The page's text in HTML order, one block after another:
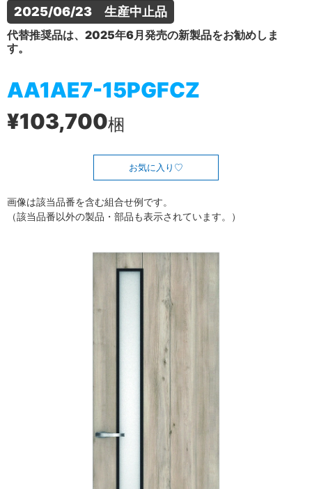
2025/06/23　生産中止品
代替推奨品は、2025年6月発売の新製品をお勧めしま
す。
AA1AE7-15PGFCZ
¥103,700梱
お気に入り
画像は該当品番を含む組合せ例です。
（該当品番以外の製品・部品も表示されています。）